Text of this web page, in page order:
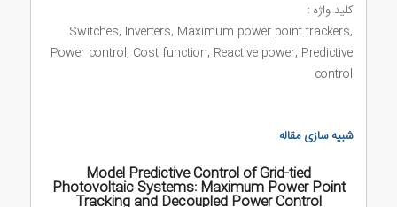
کلید واژه :
Switches, Inverters, Maximum power point trackers,
Power control, Cost function, Reactive power, Predictive
control
شبیه سازی مقاله
Model Predictive Control of Grid-tied
Photovoltaic Systems: Maximum Power Point
Tracking and Decoupled Power Control